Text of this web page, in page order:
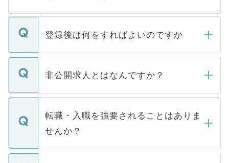
登録後は何をすればよいのですか
ご登録いただきましたら、弊社担当者がご
登録内容を確認し、その後メールもしくは
ます。通常、5営業日以内にはご連絡をせて
いただきますので、しばらくお待ちくださ
非公開求人とはなんですか？
マイナビDOCTORで取り扱っている求人の
うち約3割は、Webサイトからご覧いただ
けない「非公開求人」です。非公開求人は
下記の理由によって、一般には公開してい
ません。
転職・入職を強要されることはありま
せんか？
転職・入職を強要することは一切ありませ